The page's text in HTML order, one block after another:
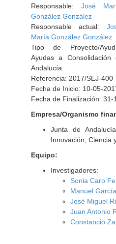
Responsable: José
González González
Responsable actual:
María González González
Tipo de Proyecto/
Ayudas a
Andalucía
Referencia: 2017/SEJ-400
Fecha de Inicio: 10-05-
Fecha de Finalización: 31-
Empresa/Organismo
Junta de
Innovación, Ciencia
Equipo:
Investigadores:
Sonia Caro
Manuel
José Miguel
Juan Antonio
Constancio